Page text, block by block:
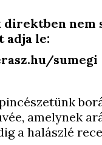
direktben
adja le:
sumegi
amelynek
a halászlé